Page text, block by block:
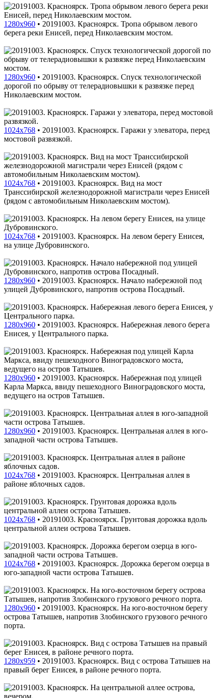
1280x960 • 20191003. Красноярск. Тропа обрывом левого
берега реки Енисей, перед Николаевским мостом.
1280x960 • 20191003. Красноярск. Спуск технологической
дорогой по обрыву от телерадиовышки к развязке перед
Николаевским мостом.
1024x768 • 20191003. Красноярск. Гаражи у элеватора, перед
мостовой развязкой.
1024x768 • 20191003. Красноярск. Вид на мост
Транссибирской железнодорожной магистрали через Енисей
(рядом с автомобильным Николаевским мостом).
1024x768 • 20191003. Красноярск. На левом берегу Енисея,
на улице Дубровинского.
1280x960 • 20191003. Красноярск. Начало набережной под
улицей Дубровинского, напротив острова Посадный.
1280x960 • 20191003. Красноярск. Набережная левого берега
Енисея, у Центрального парка.
1280x960 • 20191003. Красноярск. Набережная под улицей
Карла Маркса, ввиду пешеходного Виноградовского моста,
ведущего на остров Татышев.
1280x960 • 20191003. Красноярск. Центральная аллея в юго-
западной части острова Татышев.
1024x768 • 20191003. Красноярск. Центральная аллея в
районе яблочных садов.
1024x768 • 20191003. Красноярск. Грунтовая дорожка вдоль
центральной аллеи острова Татышев.
1024x768 • 20191003. Красноярск. Дорожка берегом озерца в
юго-западной части острова Татышев.
1280x960 • 20191003. Красноярск. На юго-восточном берегу
острова Татышев, напротив Злобинского грузового речного
порта.
1280x959 • 20191003. Красноярск. Вид с острова Татышев на
правый берег Енисея, в районе речного порта.